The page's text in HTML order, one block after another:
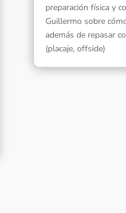
preparación física y
Guillermo sobre
además de repasar
(placaje, offside)